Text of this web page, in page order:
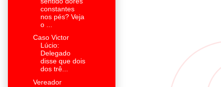
constantes
nos pés? Veja
o ...
Caso Victor
Lúcio:
Delegado
disse que dois
dos trê...
Vereador